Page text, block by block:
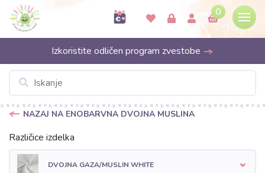
0
Izkoristite odličen program zvestobe
NAZAJ NA ENOBARVNA DVOJNA MUSLINA
Različice izdelka
DVOJNA GAZA/MUSLIN WHITE